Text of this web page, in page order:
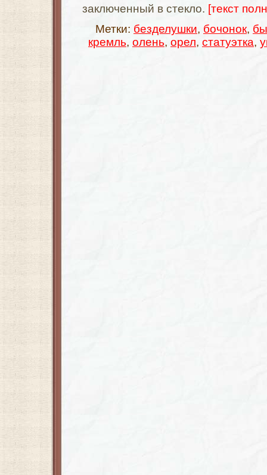
заключенный в стекло. [текст
Метки: безделушки, бочонок,
кремль, олень, орел, статуэтка,